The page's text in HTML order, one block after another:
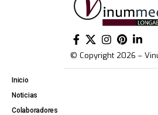
© Copyright 2026 –
Inicio
Noticias
Colaboradores